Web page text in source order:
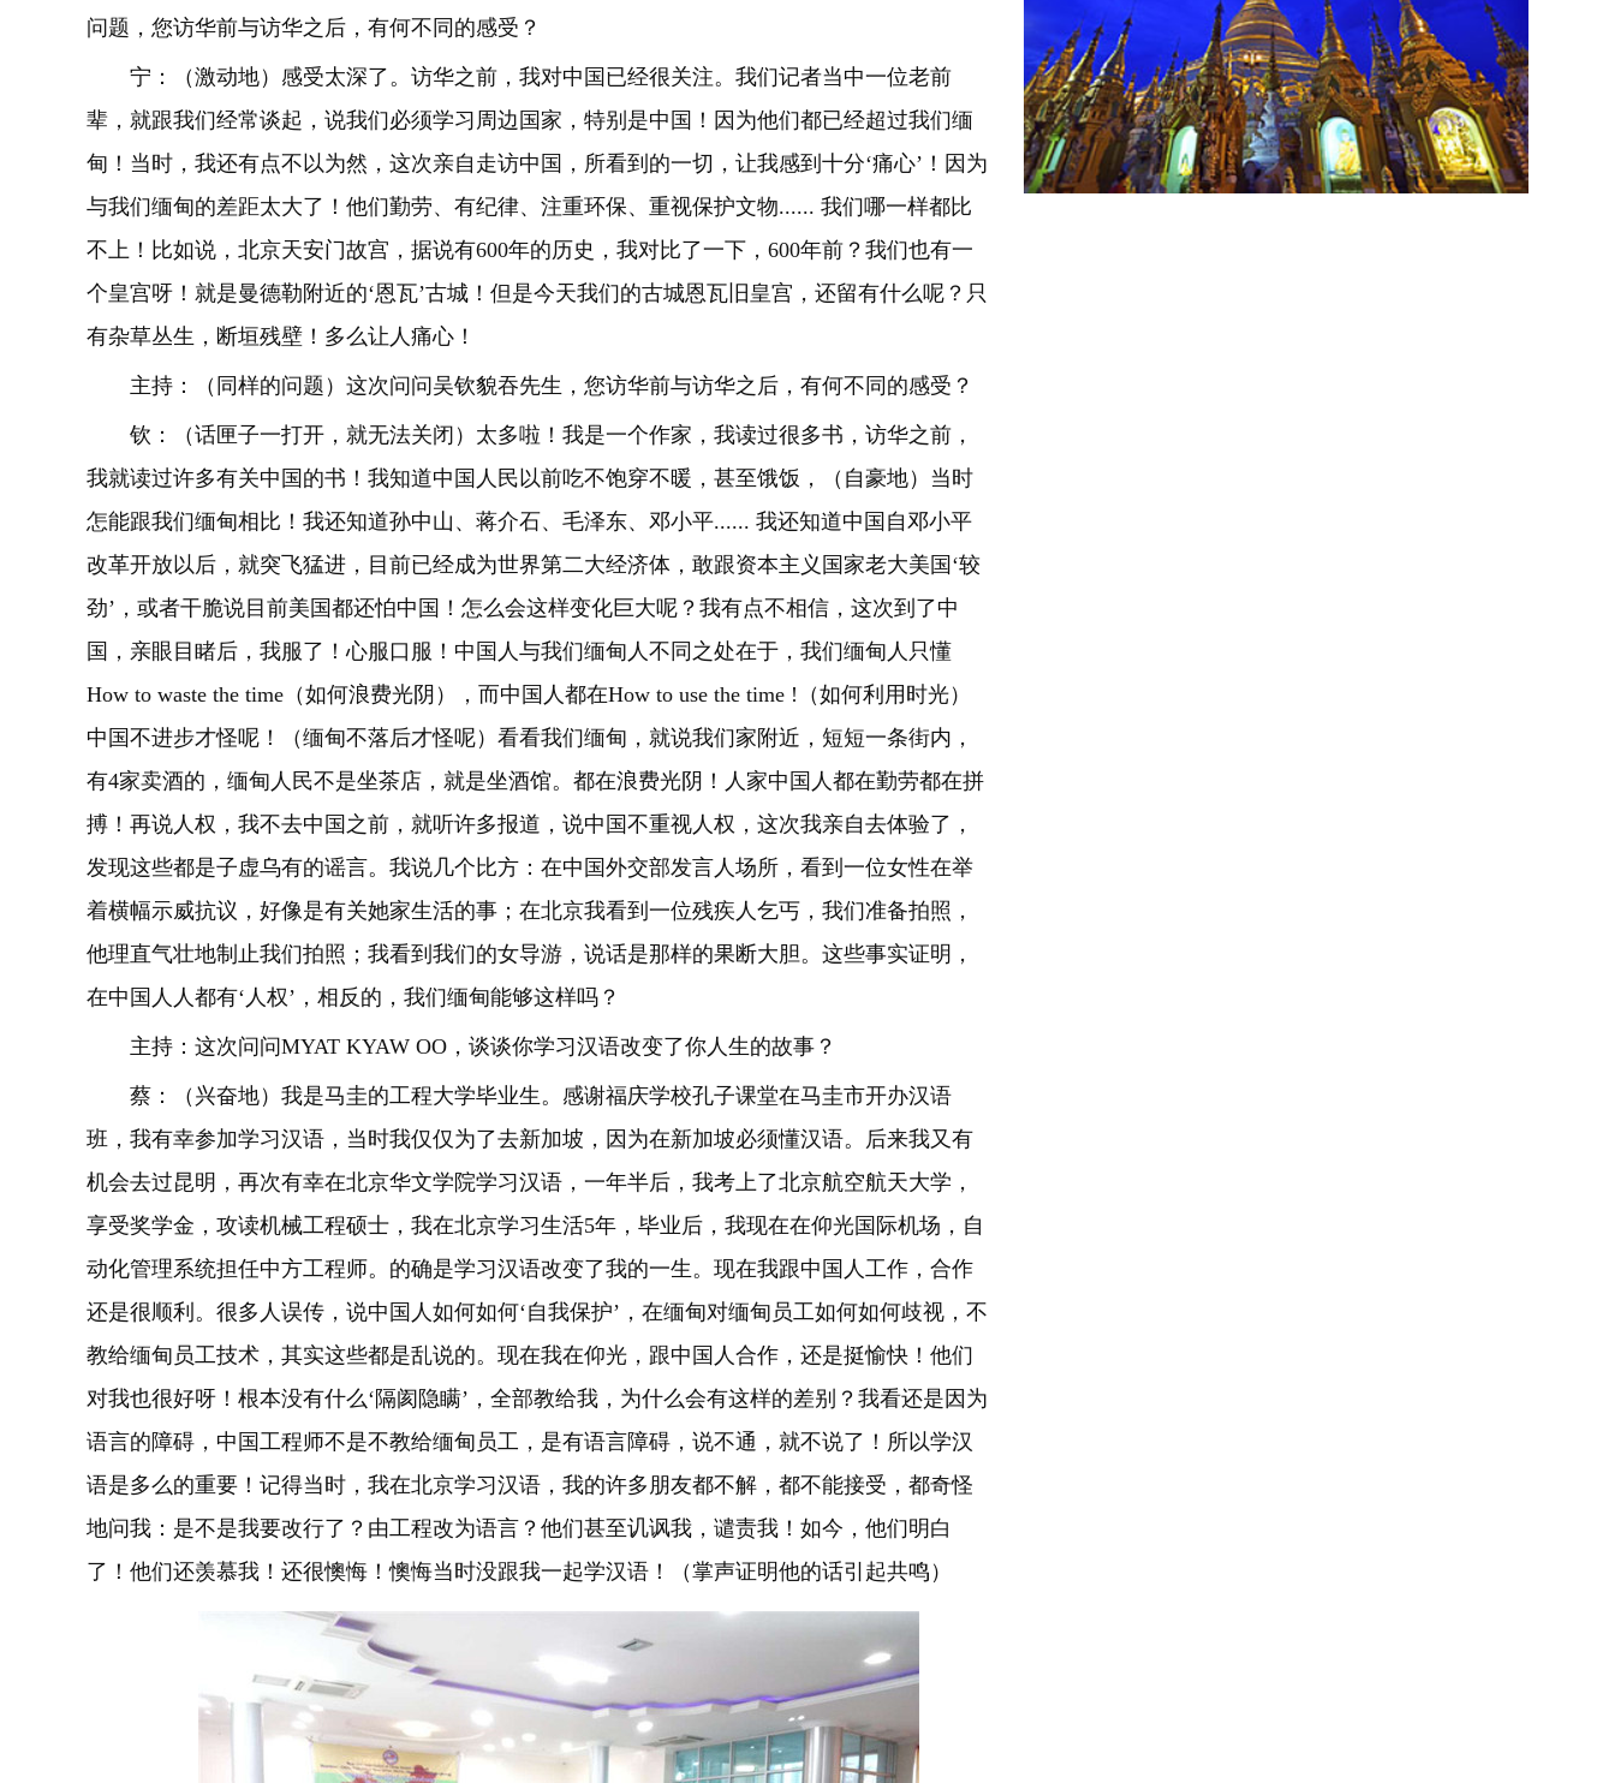
问题，您访华前与访华之后，有何不同的感受？
宁：（激动地）感受太深了。访华之前，我对中国已经很关注。我们记者当中一位老前
辈，就跟我们经常谈起，说我们必须学习周边国家，特别是中国！因为他们都已经超过我们缅
甸！当时，我还有点不以为然，这次亲自走访中国，所看到的一切，让我感到十分‘痛心’！因为
与我们缅甸的差距太大了！他们勤劳、有纪律、注重环保、重视保护文物...... 我们哪一样都比
不上！比如说，北京天安门故宫，据说有600年的历史，我对比了一下，600年前？我们也有一
个皇宫呀！就是曼德勒附近的‘恩瓦’古城！但是今天我们的古城恩瓦旧皇宫，还留有什么呢？只
有杂草丛生，断垣残壁！多么让人痛心！
主持：（同样的问题）这次问问吴钦貌吞先生，您访华前与访华之后，有何不同的感受？
钦：（话匣子一打开，就无法关闭）太多啦！我是一个作家，我读过很多书，访华之前，
我就读过许多有关中国的书！我知道中国人民以前吃不饱穿不暖，甚至饿饭，（自豪地）当时
怎能跟我们缅甸相比！我还知道孙中山、蒋介石、毛泽东、邓小平...... 我还知道中国自邓小平
改革开放以后，就突飞猛进，目前已经成为世界第二大经济体，敢跟资本主义国家老大美国‘较
劲’，或者干脆说目前美国都还怕中国！怎么会这样变化巨大呢？我有点不相信，这次到了中
国，亲眼目睹后，我服了！心服口服！中国人与我们缅甸人不同之处在于，我们缅甸人只懂
How to waste the time（如何浪费光阴），而中国人都在How to use the time !（如何利用时光）
中国不进步才怪呢！（缅甸不落后才怪呢）看看我们缅甸，就说我们家附近，短短一条街内，
有4家卖酒的，缅甸人民不是坐茶店，就是坐酒馆。都在浪费光阴！人家中国人都在勤劳都在拼
搏！再说人权，我不去中国之前，就听许多报道，说中国不重视人权，这次我亲自去体验了，
发现这些都是子虚乌有的谣言。我说几个比方：在中国外交部发言人场所，看到一位女性在举
着横幅示威抗议，好像是有关她家生活的事；在北京我看到一位残疾人乞丐，我们准备拍照，
他理直气壮地制止我们拍照；我看到我们的女导游，说话是那样的果断大胆。这些事实证明，
在中国人人都有‘人权’，相反的，我们缅甸能够这样吗？
主持：这次问问MYAT KYAW OO，谈谈你学习汉语改变了你人生的故事？
蔡：（兴奋地）我是马圭的工程大学毕业生。感谢福庆学校孔子课堂在马圭市开办汉语
班，我有幸参加学习汉语，当时我仅仅为了去新加坡，因为在新加坡必须懂汉语。后来我又有
机会去过昆明，再次有幸在北京华文学院学习汉语，一年半后，我考上了北京航空航天大学，
享受奖学金，攻读机械工程硕士，我在北京学习生活5年，毕业后，我现在在仰光国际机场，自
动化管理系统担任中方工程师。的确是学习汉语改变了我的一生。现在我跟中国人工作，合作
还是很顺利。很多人误传，说中国人如何如何‘自我保护’，在缅甸对缅甸员工如何如何歧视，不
教给缅甸员工技术，其实这些都是乱说的。现在我在仰光，跟中国人合作，还是挺愉快！他们
对我也很好呀！根本没有什么‘隔阂隐瞒’，全部教给我，为什么会有这样的差别？我看还是因为
语言的障碍，中国工程师不是不教给缅甸员工，是有语言障碍，说不通，就不说了！所以学汉
语是多么的重要！记得当时，我在北京学习汉语，我的许多朋友都不解，都不能接受，都奇怪
地问我：是不是我要改行了？由工程改为语言？他们甚至讥讽我，谴责我！如今，他们明白
了！他们还羡慕我！还很懊悔！懊悔当时没跟我一起学汉语！（掌声证明他的话引起共鸣）